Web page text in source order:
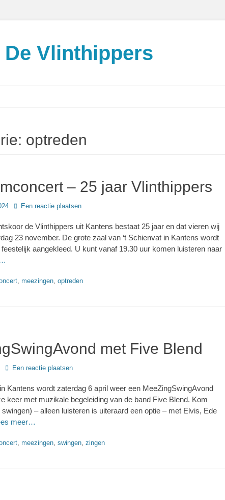
Vlinthippers
optreden
– 25 jaar Vlinthippers
Een reactie plaatsen
de Vlinthippers uit Kantens bestaat 25 jaar en dat vieren wij
23 november. De grote zaal van ‘t Schienvat in Kantens wordt
aangekleed. U kunt vanaf 19.30 uur komen luisteren naar
, meezingen, optreden
met Five Blend
Een reactie plaatsen
Kantens wordt zaterdag 6 april weer een MeeZingSwingAvond
keer met muzikale begeleiding van de band Five Blend. Kom
– alleen luisteren is uiteraard een optie – met Elvis, Ede
meer…
, meezingen, swingen, zingen